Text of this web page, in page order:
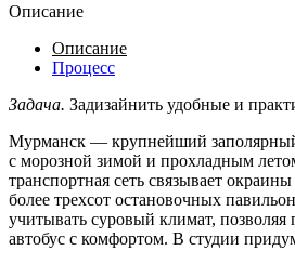
Описание
Описание
Процесс
Задача. Задизайнить удобные и
Мурманск — крупнейший
с морозной зимой и прохладным
транспортная сеть связывает
более трехсот остановочных
учитывать суровый климат, позволяя
автобус с комфортом. В студии